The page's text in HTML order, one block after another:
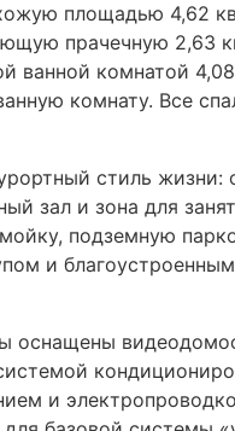
площадью 4,62
прачечную 2,63
ванной комнатой
комнату. Все
стиль жизни:
зал и зона для
подземную
и
оснащены
и